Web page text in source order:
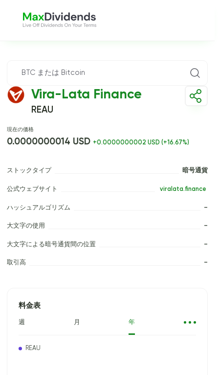
Vira-Lata Finance
REAU
現在の価格
0.0000000014 USD +0.0000000002 USD (+16.67%)
ストックタイプ 暗号通貨
公式ウェブサイト viralata.finance
ハッシュアルゴリズム –
大文字の使用 –
大文字による暗号通貨間の位置 –
取引高 –
料金表
週 月 年
REAU